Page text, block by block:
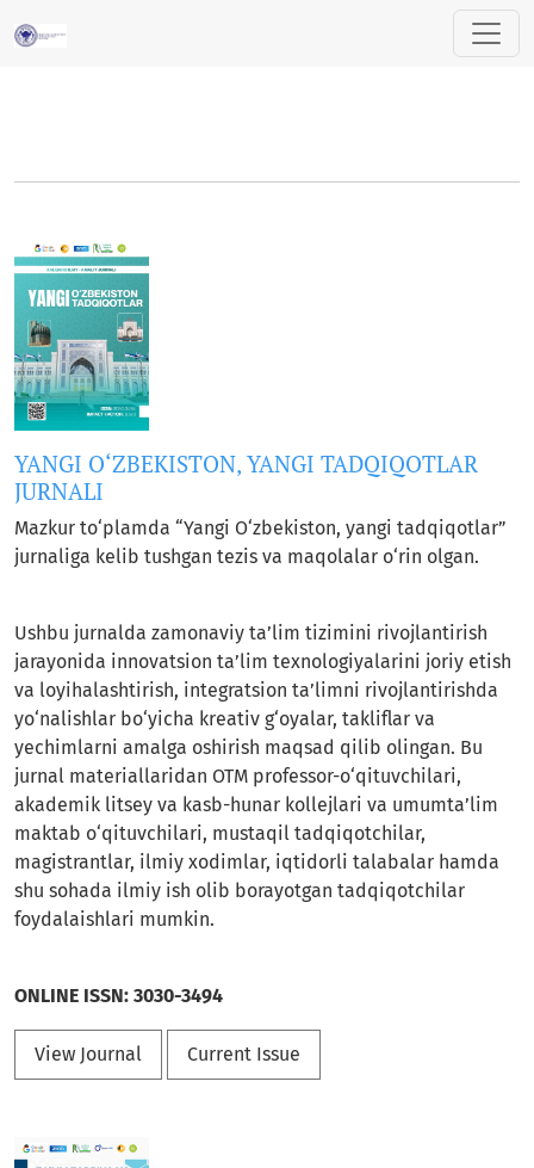
##journal.journals##
YANGI O‘ZBEKISTON, YANGI TADQIQOTLAR
JURNALI
Mazkur to‘plamda “Yangi O‘zbekiston, yangi tadqiqotlar”
jurnaliga kelib tushgan tezis va maqolalar o‘rin olgan.
Ushbu jurnalda zamonaviy ta’lim tizimini rivojlantirish
jarayonida innovatsion ta’lim texnologiyalarini joriy etish
va loyihalashtirish, integratsion ta’limni rivojlantirishda
yo‘nalishlar bo‘yicha kreativ g‘oyalar, takliflar va
yechimlarni amalga oshirish maqsad qilib olingan. Bu
jurnal materiallaridan OTM professor-o‘qituvchilari,
akademik litsey va kasb-hunar kollejlari va umumta’lim
maktab o‘qituvchilari, mustaqil tadqiqotchilar,
magistrantlar, ilmiy xodimlar, iqtidorli talabalar hamda
shu sohada ilmiy ish olib borayotgan tadqiqotchilar
foydalaishlari mumkin.
ONLINE ISSN: 3030-3494
View Journal Current Issue